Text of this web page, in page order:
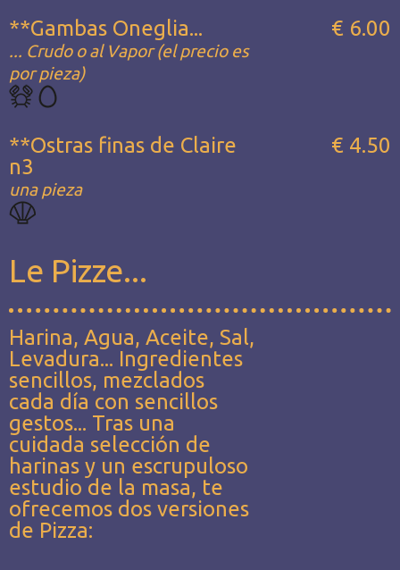
**Gambas Oneglia...
... Crudo o al Vapor (el precio es
por pieza)
€ 6.00
**Ostras finas de Claire
n3
una pieza
€ 4.50
Le Pizze...
Harina, Agua, Aceite, Sal,
Levadura... Ingredientes
sencillos, mezclados
cada día con sencillos
gestos... Tras una
cuidada selección de
harinas y un escrupuloso
estudio de la masa, te
ofrecemos dos versiones
de Pizza: